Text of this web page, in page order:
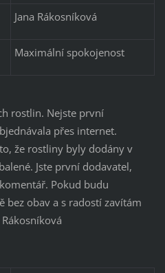
Jana Rákosníková
Maximální spokojenost
rostlin. Nejste první
přes internet.
že rostliny byly dodány v
Jste první dodavatel,
Pokud budu
bez obav a s radostí zavítám